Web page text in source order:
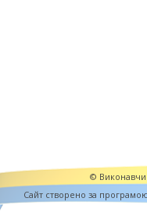
©
Cайт створено за